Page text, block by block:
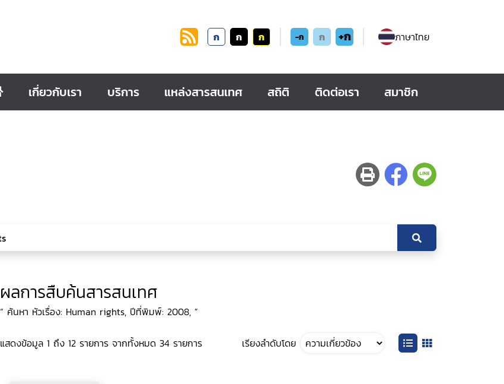
ก ก ก -ก ก +ก ภาษาไทย
เกี่ยวกับเรา บริการ แหล่งสารสนเทศ สถิติ ติดต่อเรา สมาชิก
ผลการสืบค้นสารสนเทศ
“ ค้นหา หัวเรื่อง: Human rights, ปีที่พิมพ์: 2008, ”
แสดงข้อมูล 1 ถึง 12 รายการ จากทั้งหมด 34 รายการ เรียงลำดับโดย